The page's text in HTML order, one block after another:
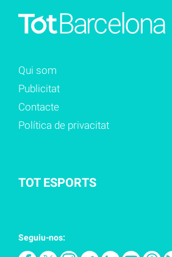
Qui som
Publicitat
Contacte
Política de privacitat
TOT ESPORTS
Seguiu-nos: